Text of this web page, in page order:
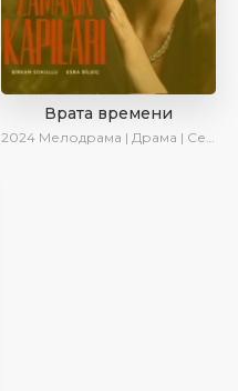
Врата времени
2024 Мелодрама | Драма | Сериалы 2024